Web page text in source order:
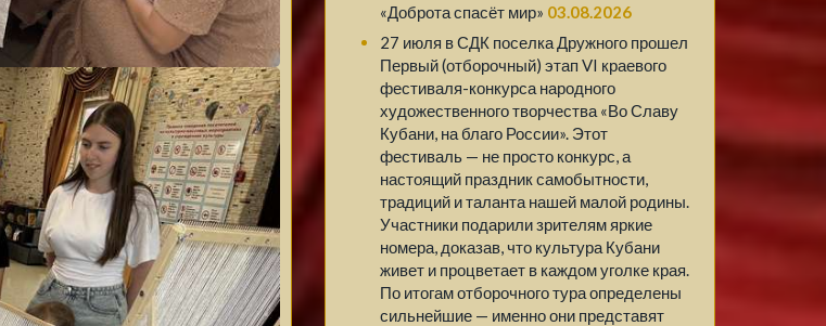
«Доброта спасёт мир» 03.08.2026
27 июля в СДК поселка Дружного прошел
Первый (отборочный) этап VI краевого
фестиваля-конкурса народного
художественного творчества «Во Славу
Кубани, на благо России». Этот
фестиваль — не просто конкурс, а
настоящий праздник самобытности,
традиций и таланта нашей малой родины.
Участники подарили зрителям яркие
номера, доказав, что культура Кубани
живет и процветает в каждом уголке края.
По итогам отборочного тура определены
сильнейшие — именно они представят